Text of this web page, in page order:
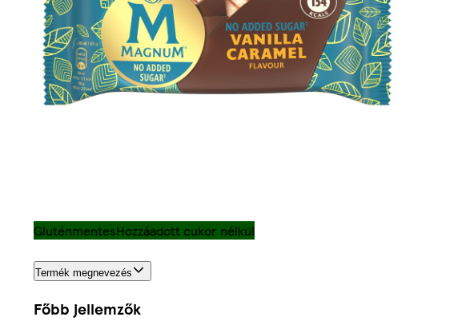
GluténmentesHozzáadott cukor nélkül
Termék megnevezés
Főbb jellemzők